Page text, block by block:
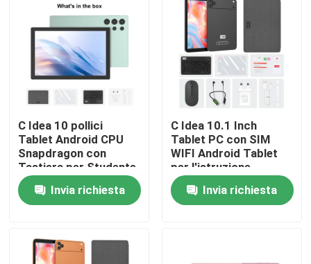
Casa
Prodotti
Video
Mostra VR
C Idea 10 pollici
Tablet Android CPU
Snapdragon con
Tastiera per Studente
CM9000ultra Verde
Invia richiesta
C Idea 10.1 Inch
Tablet PC con SIM
WIFI Android Tablet
per l'istruzione
CM10017air Nero
Invia richiesta